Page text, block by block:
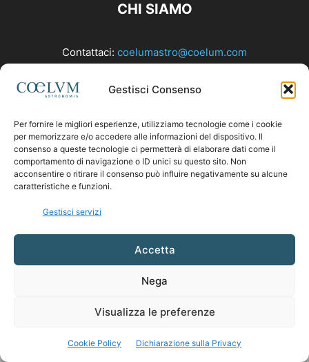
Gestisci Consenso
Per fornire le migliori esperienze, utilizziamo tecnologie come i cookie
per memorizzare e/o accedere alle informazioni del dispositivo. Il
consenso a queste tecnologie ci permetterà di elaborare dati come il
comportamento di navigazione o ID unici su questo sito. Non
acconsentire o ritirare il consenso può influire negativamente su alcune
caratteristiche e funzioni.
Gestisci servizi
Accetta
Nega
Visualizza le preferenze
Cookie Policy Dichiarazione sulla Privacy
CHI SIAMO
Contattaci: coelumastro@coelum.com
SEGUICI